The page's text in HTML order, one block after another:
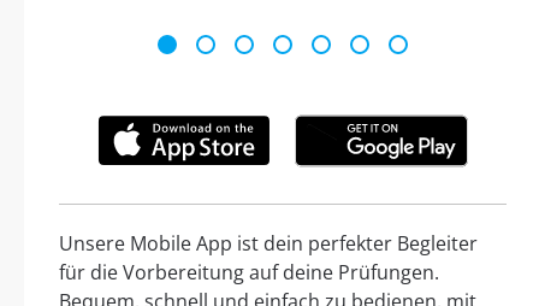
Unsere Mobile App ist dein perfekter Begleiter
für die Vorbereitung auf deine Prüfungen.